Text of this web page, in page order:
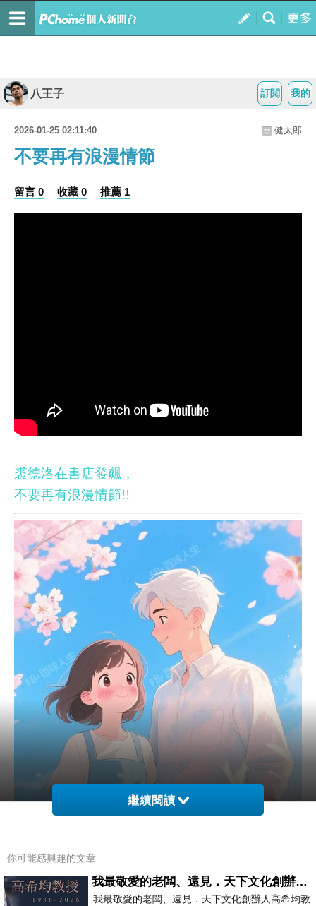
我的
訂閱
八王子
2026-01-25 02:11:40 健太郎
不要再有浪漫情節
留言 0 收藏 0 推薦 1
裘德洛在書店發飆，
不要再有浪漫情節!!
繼續閱讀
你可能感興趣的文章
我最敬愛的老闆、遠見．天下文化創辦人高希均教授
我最敬愛的老闆、遠見．天下文化創辦人高希均教